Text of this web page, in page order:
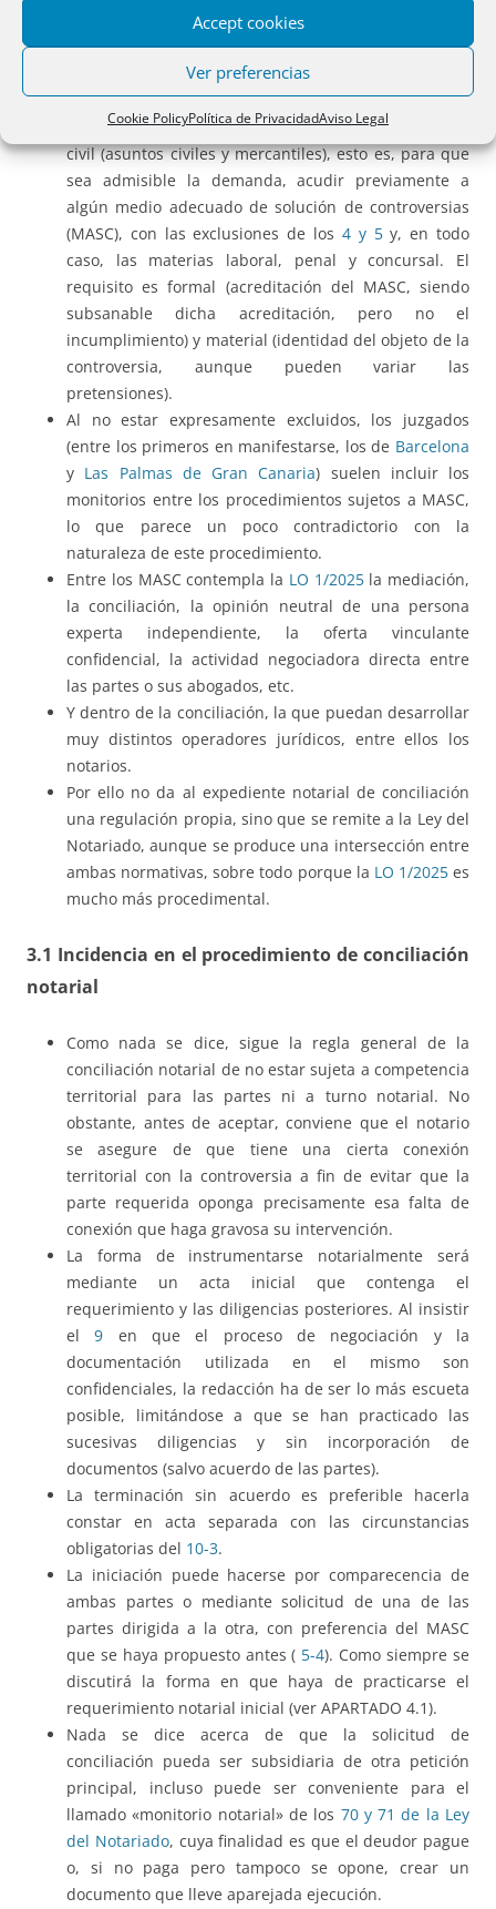
Accept cookies
Ver preferencias
Cookie PolicyPolítica de PrivacidadAviso Legal
Ley Orgánica 1/2025 de medidas en materia de
eficiencia del Servicio Público de Justicia, en vigor desde el
Exige como requisito de procedibilidad en el orden
civil (asuntos civiles y mercantiles), esto es, para que
sea admisible la demanda, acudir previamente a
algún medio adecuado de solución de controversias
(MASC), con las exclusiones de los 4 y 5y, en todo
caso, las materias laboral, penal y concursal. El
requisito es formal (acreditación del MASC, siendo
subsanable dicha acreditación, pero no el
incumplimiento) y material (identidad del objeto de la
controversia, aunque pueden variar las
pretensiones).
Al no estar expresamente excluidos, los juzgados
(entre los primeros en manifestarse, los de Barcelona
y Las Palmas de Gran Canaria) suelen incluir los
monitorios entre los procedimientos sujetos a MASC,
lo que parece un poco contradictorio con la
naturaleza de este procedimiento.
Entre los MASC contempla la LO 1/2025la mediación,
la conciliación, la opinión neutral de una persona
experta independiente, la oferta vinculante
confidencial, la actividad negociadora directa entre
las partes o sus abogados, etc.
Y dentro de la conciliación, la que puedan desarrollar
muy distintos operadores jurídicos, entre ellos los
notarios.
Por ello no da al expediente notarial de conciliación
una regulación propia, sino que se remite a la Ley del
Notariado, aunque se produce una intersección entre
ambas normativas, sobre todo porque la LO 1/2025es
mucho más procedimental.
3.1 Incidencia en el procedimiento de conciliación
notarial
Como nada se dice, sigue la regla general de la
conciliación notarial de no estar sujeta a competencia
territorial para las partes ni a turno notarial. No
obstante, antes de aceptar, conviene que el notario
se asegure de que tiene una cierta conexión
territorial con la controversia a fin de evitar que la
parte requerida oponga precisamente esa falta de
conexión que haga gravosa su intervención.
La forma de instrumentarse notarialmente será
mediante un acta inicial que contenga el
requerimiento y las diligencias posteriores. Al insistir
el9 en que el proceso de negociación y la
documentación utilizada en el mismo son
confidenciales, la redacción ha de ser lo más escueta
posible, limitándose a que se han practicado las
sucesivas diligencias y sin incorporación de
documentos (salvo acuerdo de las partes).
La terminación sin acuerdo es preferible hacerla
constar en acta separada con las circunstancias
obligatorias del 10-3.
La iniciación puede hacerse por comparecencia de
ambas partes o mediante solicitud de una de las
partes dirigida a la otra, con preferencia del MASC
que se haya propuesto antes ( 5-4). Como siempre se
discutirá la forma en que haya de practicarse el
requerimiento notarial inicial (ver APARTADO 4.1).
Nada se dice acerca de que la solicitud de
conciliación pueda ser subsidiaria de otra petición
principal, incluso puede ser conveniente para el
llamado «monitorio notarial» de los 70 y 71 de la Ley
del Notariado, cuya finalidad es que el deudor pague
o, si no paga pero tampoco se opone, crear un
documento que lleve aparejada ejecución.